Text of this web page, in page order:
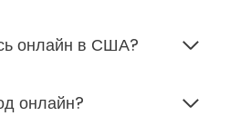
онлайн в США?
онлайн?